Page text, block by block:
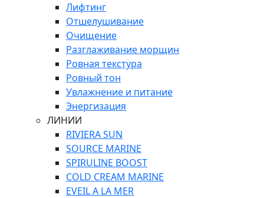
Лифтинг
Отшелушивание
Очищение
Разглаживание морщин
Ровная текстура
Ровный тон
Увлажнение и питание
Энергизация
ЛИНИИ
RIVIERA SUN
SOURCE MARINE
SPIRULINE BOOST
COLD CREAM MARINE
EVEIL A LA MER